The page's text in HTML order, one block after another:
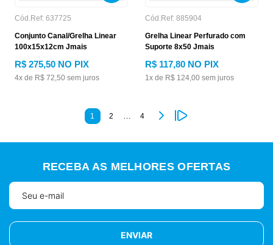
Cód.Ref: 637725
Conjunto Canal/Grelha Linear
100x15x12cm Jmais
R$ 275,50 NO PIX
4x de R$ 72,50 sem juros
Cód.Ref: 885904
Grelha Linear Perfurado com
Suporte 8x50 Jmais
R$ 117,80 NO PIX
1x de R$ 124,00 sem juros
1 2 … 4
RECEBA AS MELHORES OFERTAS
ENVIAR